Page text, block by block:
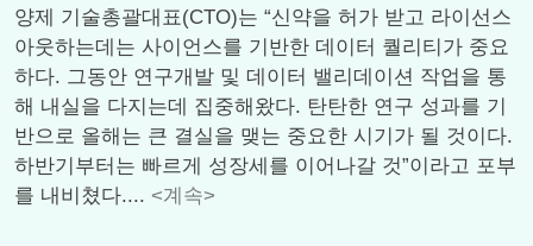
양제 기술총괄대표(CTO)는 “신약을 허가 받고 라이선스
아웃하는데는 사이언스를 기반한 데이터 퀄리티가 중요
하다. 그동안 연구개발 및 데이터 밸리데이션 작업을 통
해 내실을 다지는데 집중해왔다. 탄탄한 연구 성과를 기
반으로 올해는 큰 결실을 맺는 중요한 시기가 될 것이다.
하반기부터는 빠르게 성장세를 이어나갈 것”이라고 포부
를 내비쳤다.... <계속>